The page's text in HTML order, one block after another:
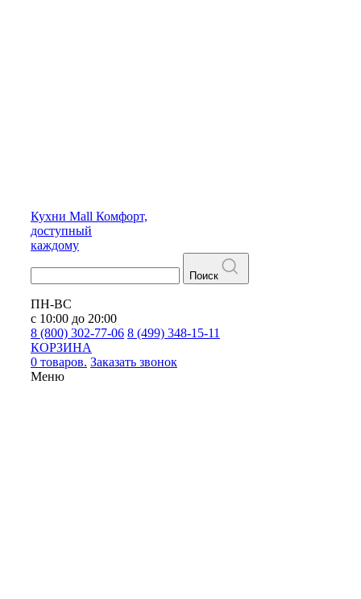
Кухни Mall Комфорт,
доступный
каждому
Поиск
ПН-ВС
с 10:00 до 20:00
8 (800) 302-77-06 8 (499) 348-15-11
КОРЗИНА
0 товаров. Заказать звонок
Меню